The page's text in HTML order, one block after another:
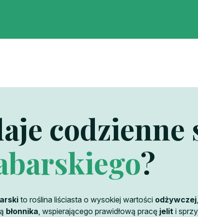
codzienne
?
to roślina liściasta o wysokiej wartości odżywczej
błonnika, wspierającego prawidłową pracę jelit i